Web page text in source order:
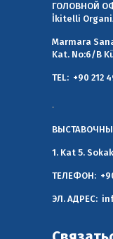
ГОЛОВНОЙ
İkitelli
Marmara
Kat. No:6/B
TEL: +90 212
.
1. Kat 5.
ТЕЛЕФОН:
ЭЛ. АДРЕС: